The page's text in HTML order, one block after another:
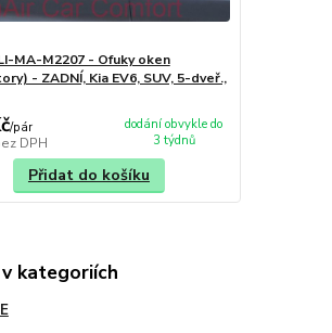
MA-M2207 - Ofuky oken
- ZADNÍ, Kia EV6, SUV, 5-dveř.,
/pár
DPH
dodání obvykle do
3 týdnů
Přidat do košíku
kategoriích